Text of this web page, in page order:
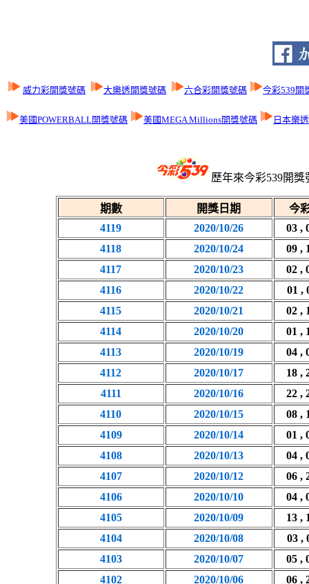
威力彩開獎號碼 大樂透開獎號碼 六合彩開獎號碼 今彩539開
美國POWERBALL開獎號碼 美國MEGA Millions開獎號碼 日本樂
歷年來今彩539開
期數 開獎日期
今
4119
2020/10/26
03 ,
4118
2020/10/24
09 ,
4117
2020/10/23
02 ,
4116
2020/10/22
01 ,
4115
2020/10/21
02 ,
4114
2020/10/20
01 ,
4113
2020/10/19
04 ,
4112
2020/10/17
18 ,
4111
2020/10/16
22 ,
4110
2020/10/15
08 ,
4109
2020/10/14
01 ,
4108
2020/10/13
04 ,
4107
2020/10/12
06 ,
4106
2020/10/10
04 ,
4105
2020/10/09
13 ,
4104
2020/10/08
03 ,
4103
2020/10/07
05 ,
4102
2020/10/06
06 ,